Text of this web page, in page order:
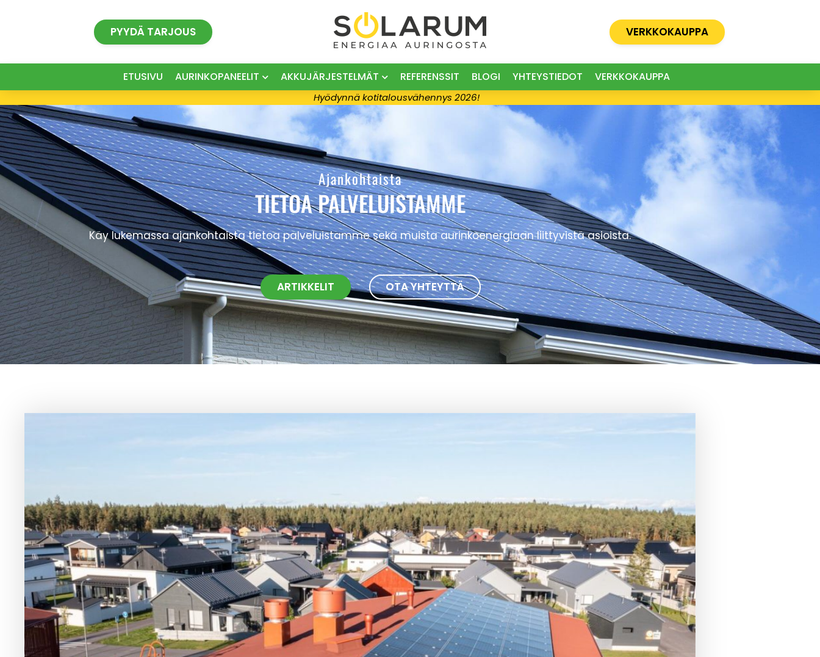
PYYDÄ TARJOUS VERKKOKAUPPA
ETUSIVU AURINKOPANEELIT AKKUJÄRJESTELMÄT REFERENSSIT BLOGI YHTEYSTIEDOT VERKKOKAUPPA
Hyödynnä kotitalousvähennys 2026!
Ajankohtaista
TIETOA PALVELUISTAMME
Käy lukemassa ajankohtaista tietoa palveluistamme sekä muista aurinkoenergiaan liittyvistä asioista.
ARTIKKELIT OTA YHTEYTTÄ